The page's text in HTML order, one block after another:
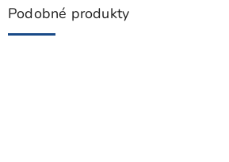
Podobné produkty